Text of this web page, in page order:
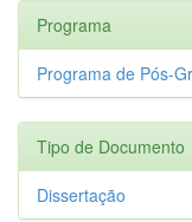
Programa
Programa de Pós-
Tipo de Documento
Dissertação